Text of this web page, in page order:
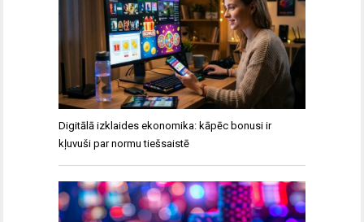
Digitālā izklaides ekonomika: kāpēc bonusi ir
kļuvuši par normu tiešsaistē